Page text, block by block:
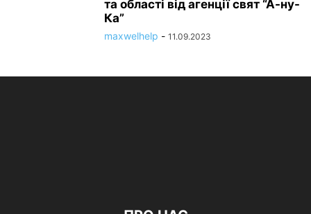
та області від агенції свят “А-ну-
Ка”
maxwelhelp - 11.09.2023